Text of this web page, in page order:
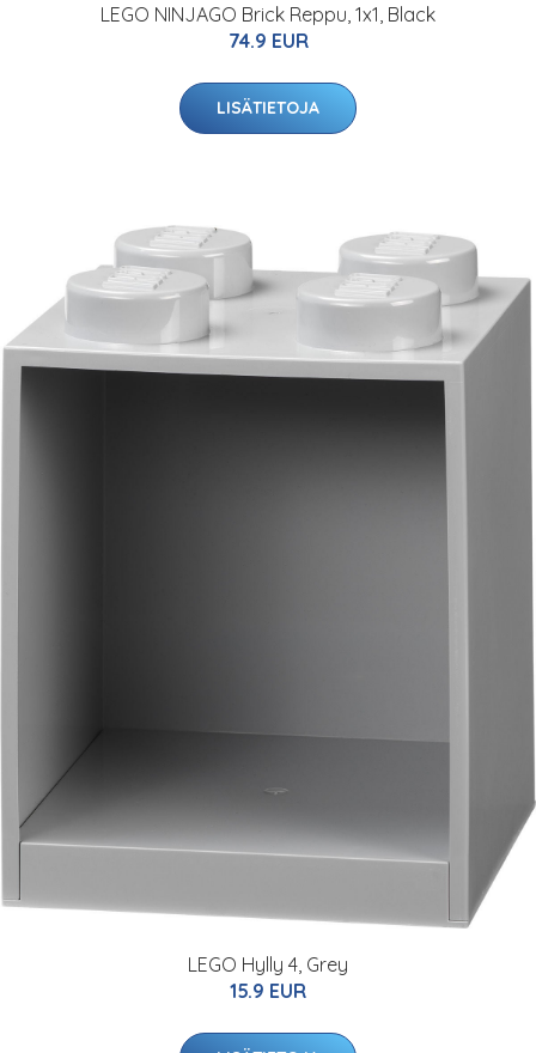
LEGO NINJAGO Brick Reppu, 1x1, Black
74.9 EUR
LISÄTIETOJA
LEGO Hylly 4, Grey
15.9 EUR